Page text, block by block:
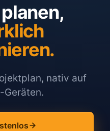
nativ auf
Geräten.